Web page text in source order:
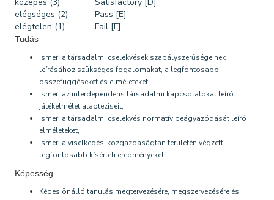
elégséges (2)
Pass [E]
elégtelen (1)
Fail [F]
Tudás
Ismeri a társadalmi cselekvések szabályszerűségeinek
leírásához szükséges fogalomakat, a legfontosabb
összefüggéseket és elméleteket;
ismeri az interdependens társadalmi kapcsolatokat leíró
játékelmélet alaptéziseit,
ismeri a társadalmi cselekvés normatív beágyazódását leíró
elméleteket,
ismeri a viselkedés-közgazdaságtan területén végzett
legfontosabb kísérleti eredményeket.
Képesség
Képes önálló tanulás megtervezésére, megszervezésére és